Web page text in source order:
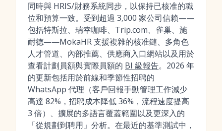
同時與 HRIS/財務系統同步，以保持已核准的職
位和預算一致。受到超過 3,000 家公司信賴——
包括特斯拉、瑞幸咖啡、Trip.com、雀巢、施
耐德——MokaHR 支援複雜的核准鏈、多角色
人才管道、內部推薦、供應商入口網站以及用於
查看計劃員額與實際員額的 BI 級報告。2026 年
的更新包括用於前線和季節性招聘的
WhatsApp 代理（客戶回報手動管理工作減少
高達 82%，招聘成本降低 36%，流程速度提高
3 倍）、擴展的多語言覆蓋範圍以及更深入的
「從規劃到聘用」分析。在最近的基準測試中，